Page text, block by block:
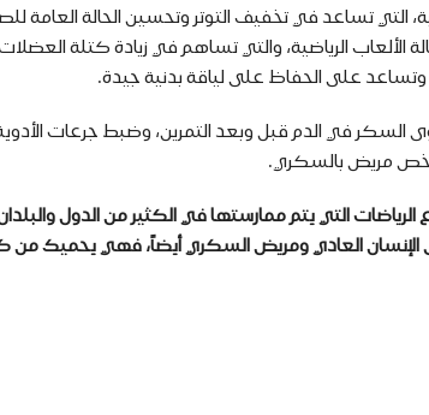
التي تساعد في تخفيف التوتر وتحسين الحالة العامة
الألعاب الرياضية، والتي تساهم في زيادة كتلة
وتساعد على الحفاظ على لياقة بدنية جيدة.
السكر في الدم قبل وبعد التمرين، وضبط جرعات
شخص مريض بالسكري.
التي يتم ممارستها في الكثير من الدول
الإنسان العادي ومريض السكري أيضاً، فهي يحميك من